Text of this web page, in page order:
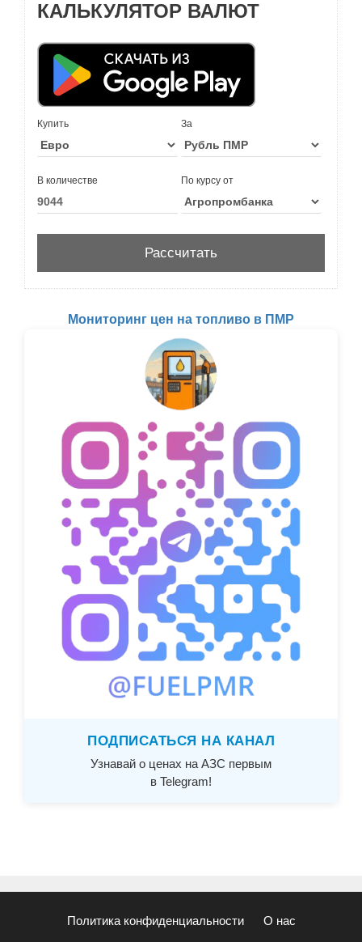
КАЛЬКУЛЯТОР ВАЛЮТ
Купить За
В количестве По курсу от
Мониторинг цен на топливо в ПМР
ПОДПИСАТЬСЯ НА КАНАЛ
Узнавай о ценах на АЗС первым
в Telegram!
Политика конфиденциальности О нас